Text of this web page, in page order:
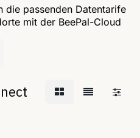
die passenden Datentarife
mit der BeePal-Cloud